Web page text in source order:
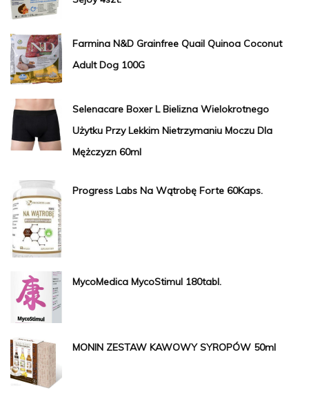
Farmina N&D Grainfree Quail Quinoa Coconut
Adult Dog 100G
Selenacare Boxer L Bielizna Wielokrotnego
Użytku Przy Lekkim Nietrzymaniu Moczu Dla
Mężczyzn 60ml
Progress Labs Na Wątrobę Forte 60Kaps.
MycoMedica MycoStimul 180tabl.
MONIN ZESTAW KAWOWY SYROPÓW 50ml